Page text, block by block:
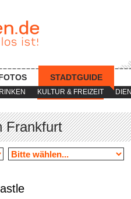
KULTUR & FREIZEIT
STADTGUIDE
Frankfurt